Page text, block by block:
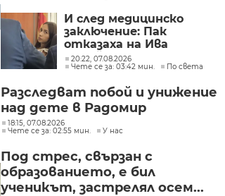
И след медицинско
заключение: Пак
отказаха на Ива
Михайлова да се лекува
в България
20:22, 07.08.2026
Чете се за: 03:42 мин.
По света
Разследват побой и унижение
над дете в Радомир
18:15, 07.08.2026
Чете се за: 02:55 мин.
У нас
Под стрес, свързан с
образованието, е бил
ученикът, застрелял осем...